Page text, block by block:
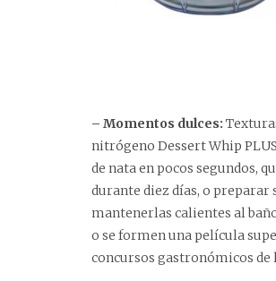
– Momentos dulces:
nitrógeno Dessert Whip PLUS
de nata en pocos segundos,
durante diez días, o preparar
mantenerlas calientes al
o se formen una película
concursos gastronómicos